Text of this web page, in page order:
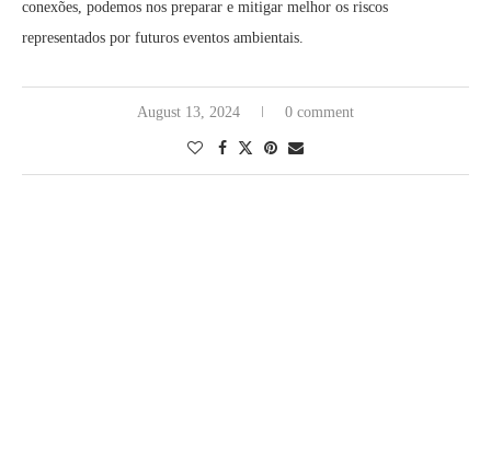
conexões, podemos nos preparar e mitigar melhor os riscos
representados por futuros eventos ambientais.
August 13, 2024 0 comment